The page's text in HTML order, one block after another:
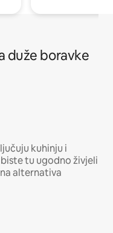
duže boravke
kuhinju i
tu ugodno živjeli
alternativa